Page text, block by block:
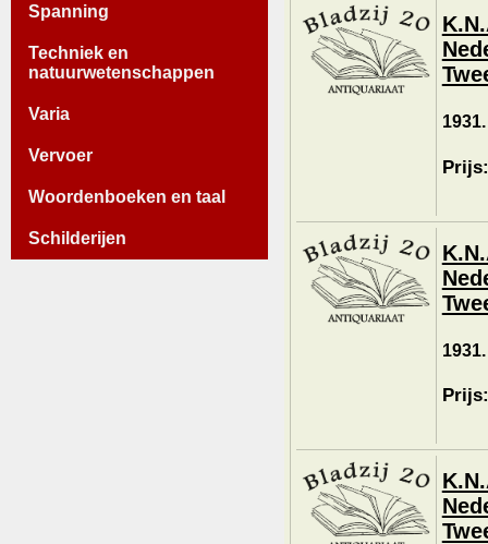
Spanning
Techniek en
natuurwetenschappen
Varia
Vervoer
Woordenboeken en taal
Schilderijen